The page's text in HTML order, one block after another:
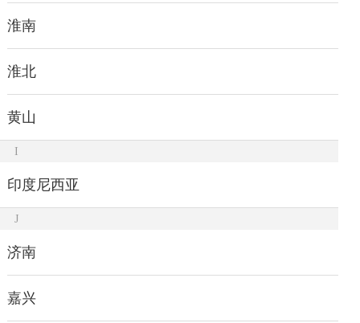
淮南
淮北
黄山
I
印度尼西亚
J
济南
嘉兴